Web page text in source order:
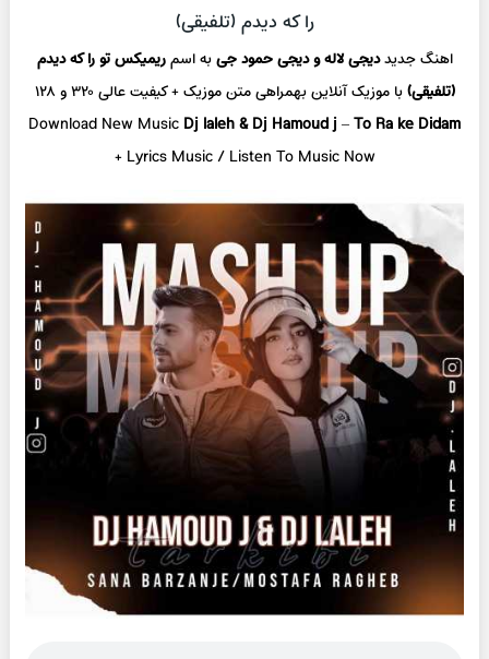
را که دیدم (تلفیقی)
اهنگ جدیددیجی لاله و دیجی حمود جیبه اسمریمیکس تو را که دیدم
(تلفیقی)با موزیک آنلاینبهمراهی متن موزیک + کیفیت عالی ۳۲۰ و ۱۲۸
Download New Music Dj laleh & Dj Hamoud j –To Ra ke Didam
+ Lyrics Music / Listen To Music Now